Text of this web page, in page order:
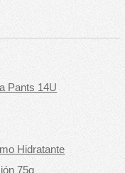
Pants 14U
Hidratante
75g